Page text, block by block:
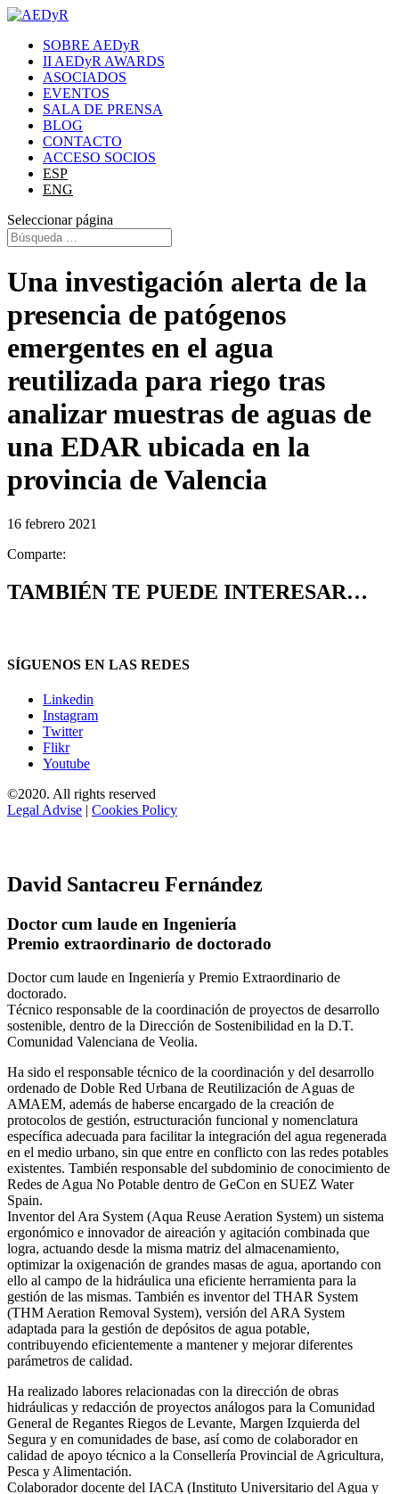
SOBRE AEDyR
II AEDyR AWARDS
ASOCIADOS
EVENTOS
SALA DE PRENSA
BLOG
CONTACTO
ACCESO SOCIOS
ESP
ENG
Seleccionar página
Una investigación alerta de la
presencia de patógenos
emergentes en el agua
reutilizada para riego tras
analizar muestras de aguas de
una EDAR ubicada en la
provincia de Valencia
16 febrero 2021
Comparte:
TAMBIÉN TE PUEDE INTERESAR…
SÍGUENOS EN LAS REDES
Linkedin
Instagram
Twitter
Flikr
Youtube
©2020. All rights reserved
Legal Advise | Cookies Policy
David Santacreu Fernández
Doctor cum laude en Ingeniería
Premio extraordinario de doctorado
Doctor cum laude en Ingeniería y Premio Extraordinario de
doctorado.
Técnico responsable de la coordinación de proyectos de desarrollo
sostenible, dentro de la Dirección de Sostenibilidad en la D.T.
Comunidad Valenciana de Veolia.
Ha sido el responsable técnico de la coordinación y del desarrollo
ordenado de Doble Red Urbana de Reutilización de Aguas de
AMAEM, además de haberse encargado de la creación de
protocolos de gestión, estructuración funcional y nomenclatura
específica adecuada para facilitar la integración del agua regenerada
en el medio urbano, sin que entre en conflicto con las redes potables
existentes. También responsable del subdominio de conocimiento de
Redes de Agua No Potable dentro de GeCon en SUEZ Water
Spain.
Inventor del Ara System (Aqua Reuse Aeration System) un sistema
ergonómico e innovador de aireación y agitación combinada que
logra, actuando desde la misma matriz del almacenamiento,
optimizar la oxigenación de grandes masas de agua, aportando con
ello al campo de la hidráulica una eficiente herramienta para la
gestión de las mismas. También es inventor del THAR System
(THM Aeration Removal System), versión del ARA System
adaptada para la gestión de depósitos de agua potable,
contribuyendo eficientemente a mantener y mejorar diferentes
parámetros de calidad.
Ha realizado labores relacionadas con la dirección de obras
hidráulicas y redacción de proyectos análogos para la Comunidad
General de Regantes Riegos de Levante, Margen Izquierda del
Segura y en comunidades de base, así como de colaborador en
calidad de apoyo técnico a la Consellería Provincial de Agricultura,
Pesca y Alimentación.
Colaborador docente del IACA (Instituto Universitario del Agua y